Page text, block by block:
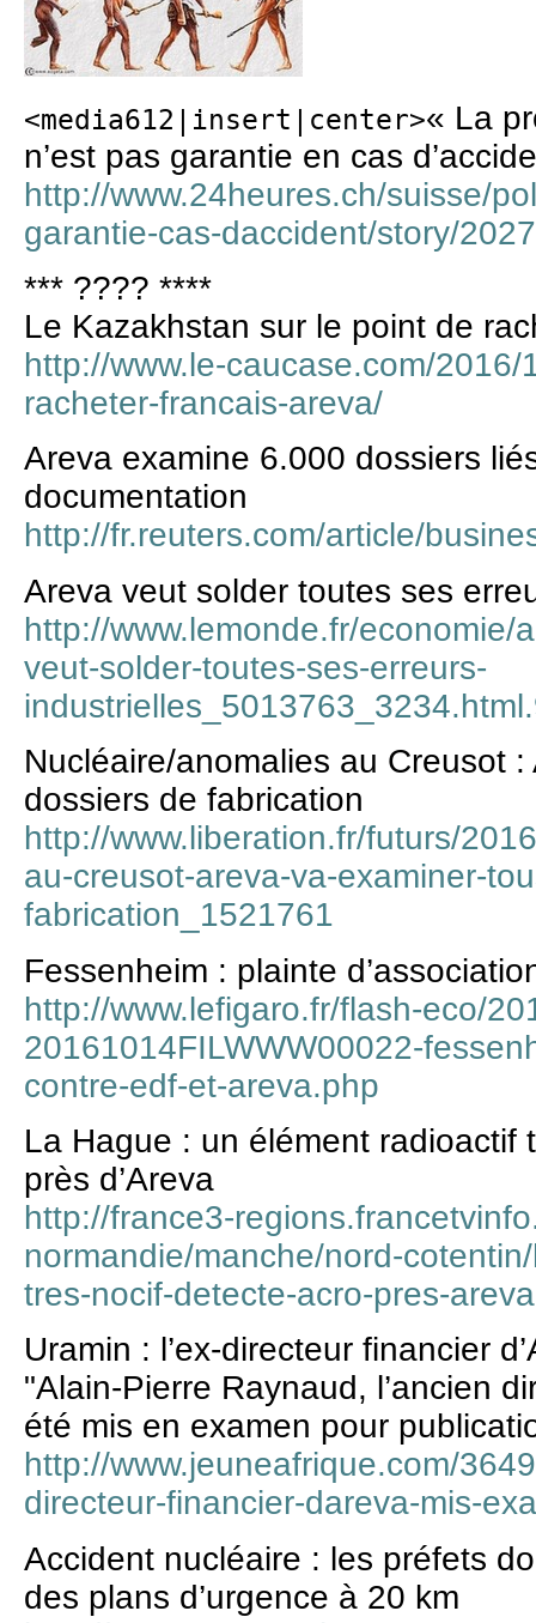
<media612|insert|center>« La
n’est pas garantie en cas
http://www.24heures.ch/suisse/
garantie-cas-daccident/story/
*** ???? ****
Le Kazakhstan sur le point de
http://www.le-caucase.com/
racheter-francais-areva/
Areva examine 6.000 dossiers
documentation
http://fr.reuters.com/article/
Areva veut solder toutes ses
http://www.lemonde.fr/economie/
veut-solder-toutes-ses-erreurs-
Nucléaire/anomalies au Creusot
dossiers de fabrication
http://www.liberation.fr/futurs/
au-creusot-areva-va-examiner-
fabrication_1521761
Fessenheim : plainte
http://www.lefigaro.fr/flash-eco/
20161014FILWWW00022-
contre-edf-et-areva.php
La Hague : un élément radioactif
près d’Areva
http://france3-
normandie/manche/nord-
tres-nocif-detecte-acro-pres-
Uramin : l’ex-directeur financier
"Alain-Pierre Raynaud, l’ancien
été mis en examen pour
http://www.jeuneafrique.com/
directeur-financier-dareva-mis-
Accident nucléaire : les préfets
des plans d’urgence à 20 km